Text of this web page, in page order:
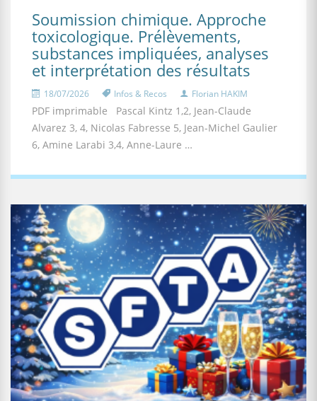
Soumission chimique. Approche
toxicologique. Prélèvements,
substances impliquées, analyses
et interprétation des résultats
18/07/2026 Infos & Recos Florian HAKIM
PDF imprimable Pascal Kintz 1,2, Jean-Claude
Alvarez 3, 4, Nicolas Fabresse 5, Jean-Michel Gaulier
6, Amine Larabi 3,4, Anne-Laure …